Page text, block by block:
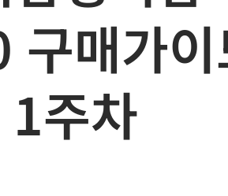
매가이
주차